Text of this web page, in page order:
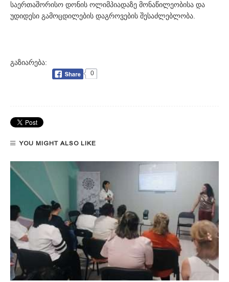
საერთაშორისო დონის ოლიმპიადაზე მონაწილეობისა და
უდიდესი გამოცდილების დაგროვების შესაძლებლობა.
გაზიარება:
0
YOU MIGHT ALSO LIKE